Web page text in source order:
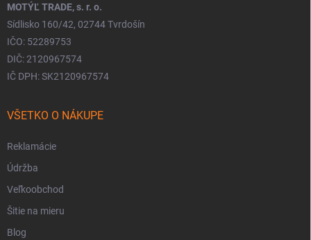
MOTÝĽ TRADE, s. r. o.
Sídlisko 160/42, 02744 Tvrdošín
IČO: 52289753
DIČ: 2120967574
IČ DPH: SK2120967574
VŠETKO O NÁKUPE
Reklamácie
Údržba
Veľkoobchod
Šitie na mieru
Blog